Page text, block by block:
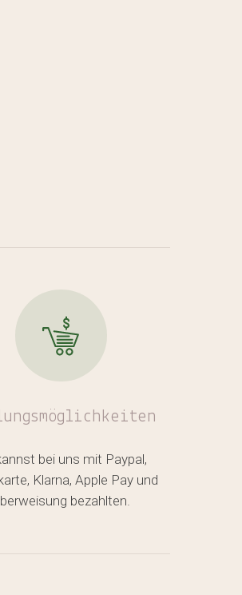
im Warenkorb.
bei uns mit Paypal,
Klarna, Apple Pay und
bezahlten.